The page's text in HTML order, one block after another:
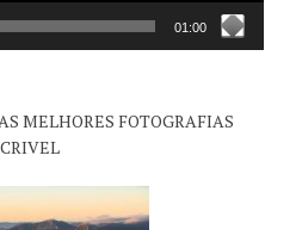
01:00
MELHORES FOTOGRAFIAS